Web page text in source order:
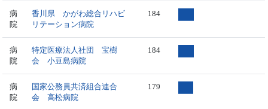
病
院
香川県 かがわ総合リハビ
リテーション病院
184
病
院
特定医療法人社団 宝樹
会 小豆島病院
184
病
院
国家公務員共済組合連合
会 高松病院
179